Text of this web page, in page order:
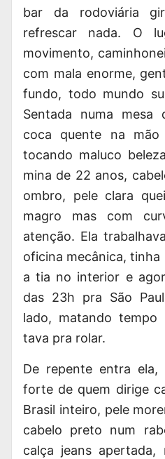
bar da rodoviária
refrescar nada. O
movimento,
com mala enorme,
fundo, todo mundo
Sentada numa
coca quente na
tocando maluco
mina de 22 anos,
ombro, pele clara
magro mas com
atenção. Ela trabalhava
oficina mecânica,
a tia no interior e
das 23h pra São
lado, matando tempo
tava pra rolar.
De repente entra ela,
forte de quem dirige
Brasil inteiro, pele
cabelo preto num
calça jeans apertada,